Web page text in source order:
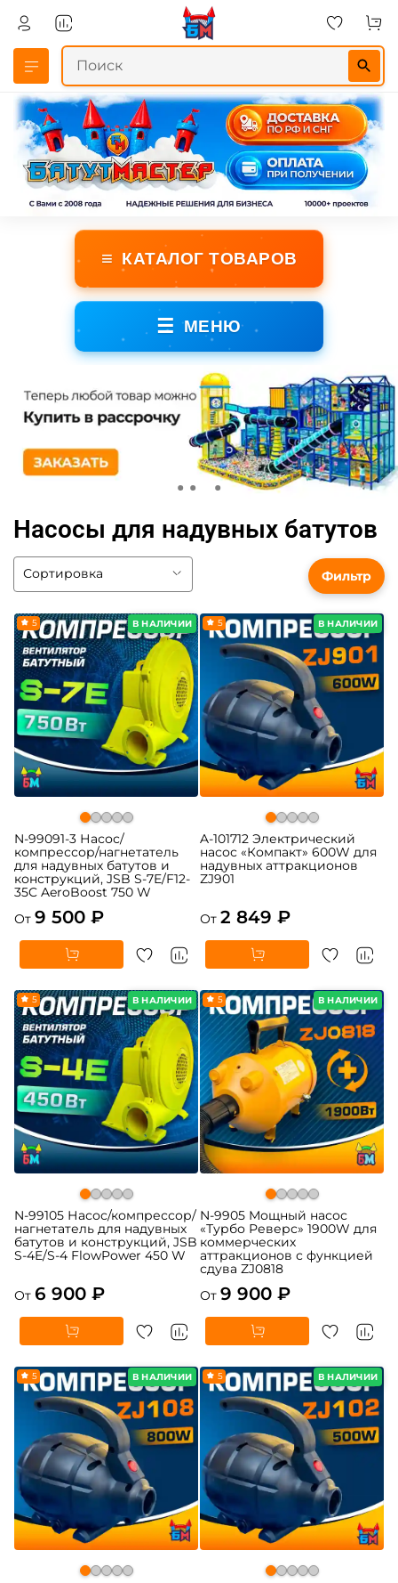
≡ КАТАЛОГ ТОВАРОВ
☰ МЕНЮ
Насосы для надувных батутов
В НАЛИЧИИ
5
N-99091-3 Насос/
компрессор/нагнетатель
для надувных батутов и
конструкций, JSB S-7E/F12-
35C AeroBoost 750 W
От 9 500 ₽
В НАЛИЧИИ
5
A-101712 Электрический
насос «Компакт» 600W для
надувных аттракционов
ZJ901
От 2 849 ₽
В НАЛИЧИИ
5
N-99105 Насос/компрессор/
нагнетатель для надувных
батутов и конструкций, JSB
S-4E/S-4 FlowPower 450 W
От 6 900 ₽
В НАЛИЧИИ
5
N-9905 Мощный насос
«Турбо Реверс» 1900W для
коммерческих
аттракционов с функцией
сдува ZJ0818
От 9 900 ₽
В НАЛИЧИИ
5 В НАЛИЧИИ
5
Фильтр